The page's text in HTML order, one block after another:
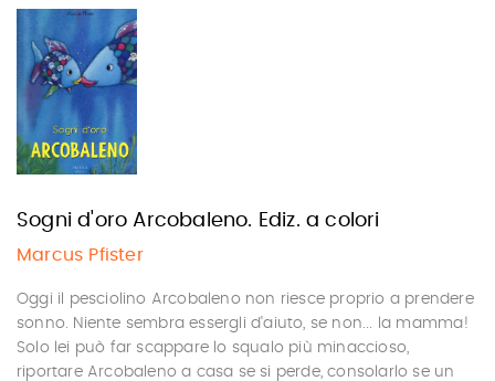
Sogni d'oro Arcobaleno. Ediz. a colori
Marcus Pfister
Oggi il pesciolino Arcobaleno non riesce proprio a prendere
sonno. Niente sembra essergli d'aiuto, se non... la mamma!
Solo lei può far scappare lo squalo più minaccioso,
riportare Arcobaleno a casa se si perde, consolarlo se un